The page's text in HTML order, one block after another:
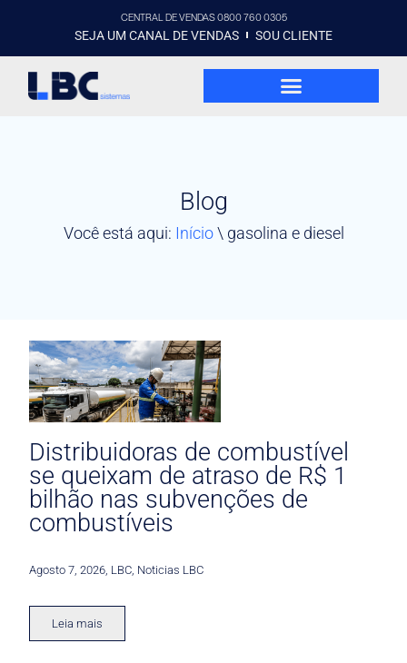
CENTRAL DE VENDAS 0800 760 0305
SEJA UM CANAL DE VENDAS SOU CLIENTE
Blog
Você está aqui: Início\ gasolina e diesel
Distribuidoras de combustível
se queixam de atraso de R$ 1
bilhão nas subvenções de
combustíveis
Agosto 7, 2026 LBC Noticias LBC
Leia mais